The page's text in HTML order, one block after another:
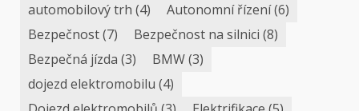
automobilový trh (4) Autonomní řízení(6)
Bezpečnost(7) Bezpečnost na silnici (8)
Bezpečná jízda (3) BMW(3)
dojezd elektromobilu (4)